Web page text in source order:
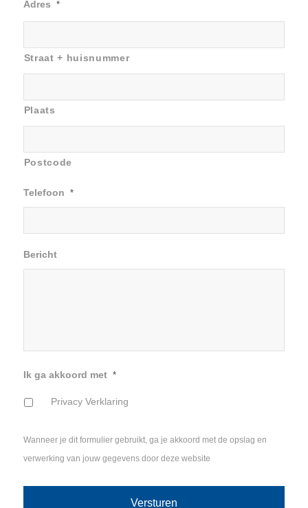
Adres *
Straat + huisnummer
Plaats
Postcode
Telefoon *
Bericht
Ik ga akkoord met *
Privacy Verklaring
Wanneer je dit formulier gebruikt, ga je akkoord met de opslag en
verwerking van jouw gegevens door deze website